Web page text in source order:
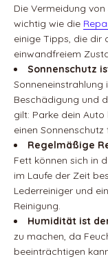
Die Vermeidung
wichtig wie die
einige Tipps, die dir
einwandfreiem
Sonnenschutz
Beschädigung und
gilt: Parke dein
einen Sonnenschutz
Regelmäßige
Fett können sich in
im Laufe der Zeit
Lederreiniger und
Reinigung.
Humidität ist
zu machen, da
beeinträchtigen